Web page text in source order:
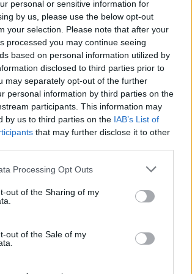
personal or sensitive information for
by us, please use the below opt-out
your selection. Please note that after your
processed you may continue seeing
based on personal information utilized by
disclosed to third parties prior to
may separately opt-out of the further
personal information by third parties on the
participants. This information may
by us to third parties on the IAB’s List of
that may further disclose it to other
Processing Opt Outs
out of the Sharing of my
out of the Sale of my
krążek w następną niedzielę? Czy
to będzie ok?
gość
Brak miesiączki
poronieniu i brałam profilaktycznie
i w tym samym miesiącu dostalam
pęcherza moczowego i brałam też
witaminę c , nie dostałam okresu od
,ciąża wykluczona beta HCG
0,2 a na wizycie u ginekologa
tylko że on nic tu nie widzi i że
powinien przyjść w tym miesiącu czy
to coś poważniejszego ?
Ginekologia - forum dla rodziny i
pacjentki
antykoncepcja ginekologia